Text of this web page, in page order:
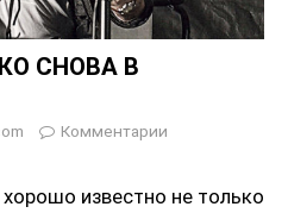
СНОВА В
Комментарии
известно не только